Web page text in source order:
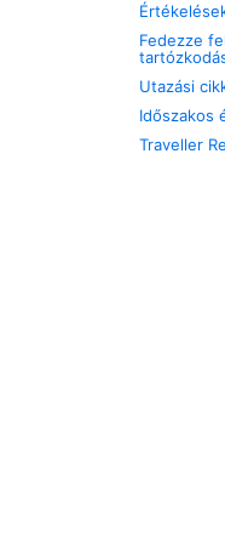
Fedezze
Utazási
Időszakos
Traveller